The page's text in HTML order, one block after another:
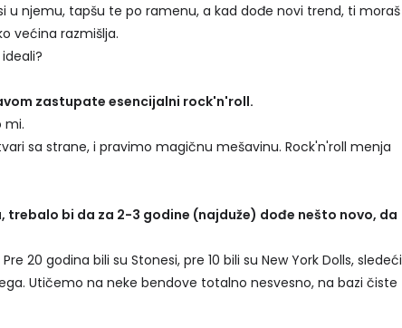
u njemu, tapšu te po ramenu, a kad dođe novi trend, ti moraš
većina razmišlja.
zastupate esencijalni rock'n'roll.
mi.
sa strane, i pravimo magičnu mešavinu. Rock'n'roll menja
trebalo bi da za 2-3 godine (najduže) dođe nešto novo, da
20 godina bili su Stonesi, pre 10 bili su New York Dolls, sledeći
Utičemo na neke bendove totalno nesvesno, na bazi čiste